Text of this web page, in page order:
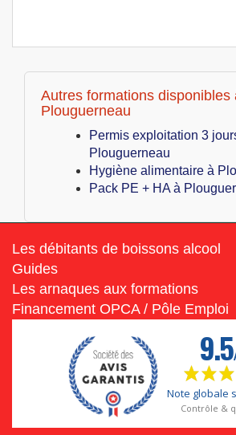
Autres formations disponibles
Plouguerneau
Permis exploitation 3
Plouguerneau
Hygiène alimentaire à
Pack PE + HA à
Les débitants de boissons alcool
Guides
Les arnaques aux formations
Financement OPCA / Pôle Emploi